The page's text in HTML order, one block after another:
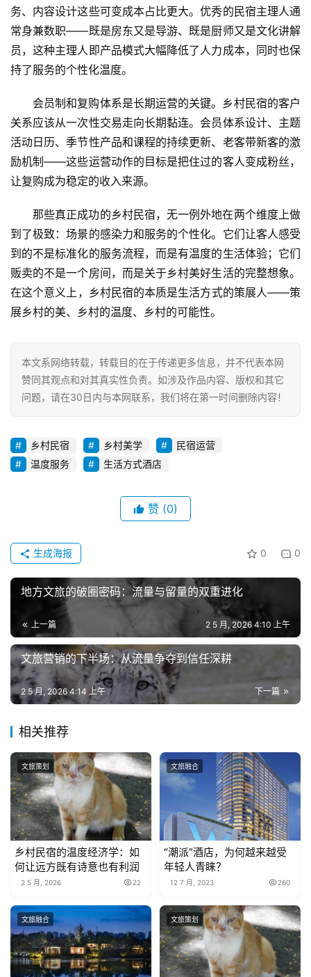
务、内容设计这些可变成本占比更大。优秀的民宿主理人通
常身兼数职——既是房东又是导游、既是厨师又是文化讲解
员，这种主理人即产品模式大幅降低了人力成本，同时也保
持了服务的个性化温度。
会员制和复购体系是长期运营的关键。乡村民宿的客户
关系应该从一次性交易走向长期黏连。会员体系设计、主题
活动日历、季节性产品和课程的持续更新、老客带新客的激
励机制——这些运营动作的目标是把住过的客人变成粉丝，
让复购成为稳定的收入来源。
那些真正成功的乡村民宿，无一例外地在两个维度上做
到了极致：场景的感染力和服务的个性化。它们让客人感受
到的不是标准化的服务流程，而是有温度的生活体验；它们
贩卖的不是一个房间，而是关于乡村美好生活的完整想象。
在这个意义上，乡村民宿的本质是生活方式的策展人——策
展乡村的美、乡村的温度、乡村的可能性。
本文系网络转载，转载目的在于传递更多信息，并不代表本网
赞同其观点和对其真实性负责。如涉及作品内容、版权和其它
问题，请在30日内与本网联系，我们将在第一时间删除内容！
乡村民宿 乡村美学
民宿运营
温度服务
生活方式酒店
赞 (0)
0 0
生成海报
地方文旅的破圈密码：流量与留量的双重进化
上一篇 2 5 月, 2026 4:10 上午
文旅营销的下半场：从流量争夺到信任深耕
下一篇
2 5 月, 2026 4:14 上午
相关推荐
文旅策划
乡村民宿的温度经济学：如
何让远方既有诗意也有利润
2 5 月, 2026 22
文旅融合
“潮派”酒店，为何越来越受
年轻人青睐？
12 7 月, 2023 260
文旅融合 文旅策划